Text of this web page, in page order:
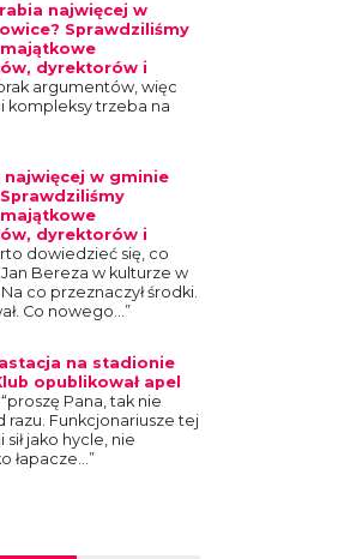
najwięcej w
Sprawdziliśmy
dyrektorów i
argumentów, więc
kompleksy trzeba na
najwięcej w gminie
dyrektorów i
dowiedzieć się, co
Jan Bereza w kulturze w
co przeznaczył środki.
Co nowego…”
na stadionie
opublikował apel
proszę Pana, tak nie
razu. Funkcjonariusze tej
jako hycle, nie
łapacze…”